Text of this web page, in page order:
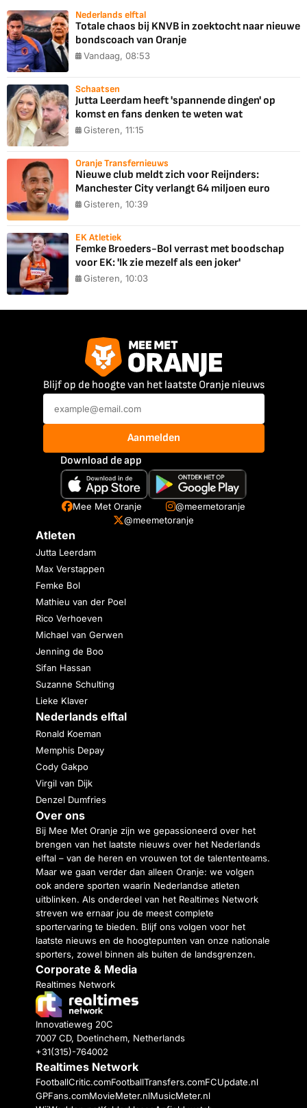
Nederlands elftal
Totale chaos bij KNVB in zoektocht naar nieuwe
bondscoach van Oranje
Vandaag, 08:53
Schaatsen
Jutta Leerdam heeft 'spannende dingen' op
komst en fans denken te weten wat
Gisteren, 11:15
Oranje Transfernieuws
Nieuwe club meldt zich voor Reijnders:
Manchester City verlangt 64 miljoen euro
Gisteren, 10:39
EK Atletiek
Femke Broeders-Bol verrast met boodschap
voor EK: 'Ik zie mezelf als een joker'
Gisteren, 10:03
Blijf op de hoogte van het laatste Oranje nieuws
Aanmelden
Download de app
Mee Met Oranje
@meemetoranje
@meemetoranje
Atleten
Jutta Leerdam
Max Verstappen
Femke Bol
Mathieu van der Poel
Rico Verhoeven
Michael van Gerwen
Jenning de Boo
Sifan Hassan
Suzanne Schulting
Lieke Klaver
Nederlands elftal
Ronald Koeman
Memphis Depay
Cody Gakpo
Virgil van Dijk
Denzel Dumfries
Over ons
Bij Mee Met Oranje zijn we gepassioneerd over het
brengen van het laatste nieuws over het Nederlands
elftal – van de heren en vrouwen tot de talententeams.
Maar we gaan verder dan alleen Oranje: we volgen
ook andere sporten waarin Nederlandse atleten
uitblinken. Als onderdeel van het Realtimes Network
streven we ernaar jou de meest complete
sportervaring te bieden. Blijf ons volgen voor het
laatste nieuws en de hoogtepunten van onze nationale
sporters, zowel binnen als buiten de landsgrenzen.
Corporate & Media
Realtimes Network
Innovatieweg 20C
7007 CD, Doetinchem, Netherlands
+31(315)-764002
Realtimes Network
FootballCritic.comFootballTransfers.comFCUpdate.nl
GPFans.comMovieMeter.nlMusicMeter.nl